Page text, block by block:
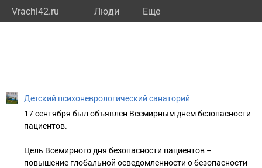
Vrachi42.ru Люди Eще
Детский психоневрологический санаторий
17 сентября был объявлен Всемирным днем безопасности
пациентов.
Цель Всемирного дня безопасности пациентов –
повышение глобальной осведомленности о безопасности